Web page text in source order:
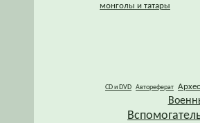
монголы и татары
CD и DVD Автореферат